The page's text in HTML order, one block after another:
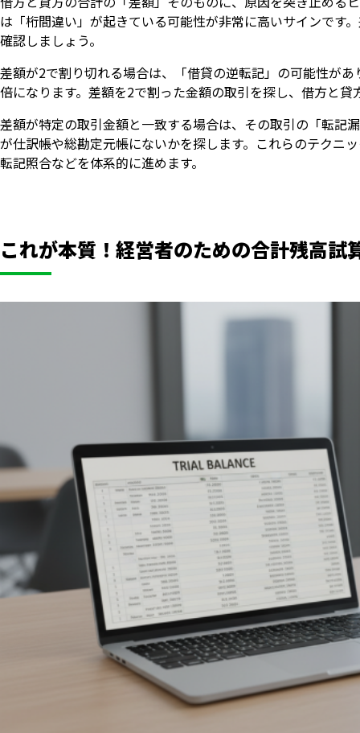
は「桁間違い」が起きている可能性が非常に高いサインです
確認しましょう。
差額が2で割り切れる場合は、「借貸の逆転記」の可能性が
倍になります。差額を2で割った金額の取引を探し、借方と
差額が特定の取引金額と一致する場合は、その取引の「転記
が仕訳帳や総勘定元帳にないかを探します。これらのテクニ
転記照合などを体系的に進めます。
これが本質！経営者のための合計残高試